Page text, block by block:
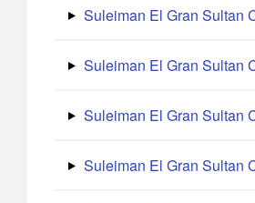
Suleiman El Gran Sultan
Suleiman El Gran Sultan
Suleiman El Gran Sultan
Suleiman El Gran Sultan